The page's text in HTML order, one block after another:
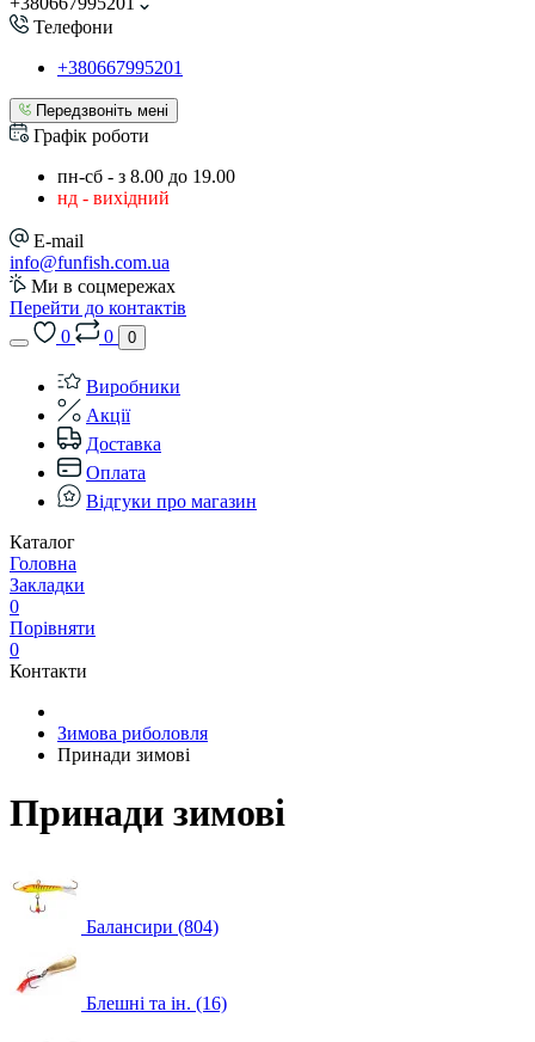
Телефони
+380667995201
Передзвоніть мені
Графік роботи
пн-сб - з 8.00 до 19.00
нд - вихідний
E-mail
info@funfish.com.ua
Ми в соцмережах
Перейти до контактів
0
0 0
Виробники
Акції
Доставка
Оплата
Відгуки про магазин
Каталог
Головна
Закладки
0
Порівняти
0
Контакти
Зимова риболовля
Принади зимові
Принади зимові
Балансири (804)
Блешні та ін. (16)